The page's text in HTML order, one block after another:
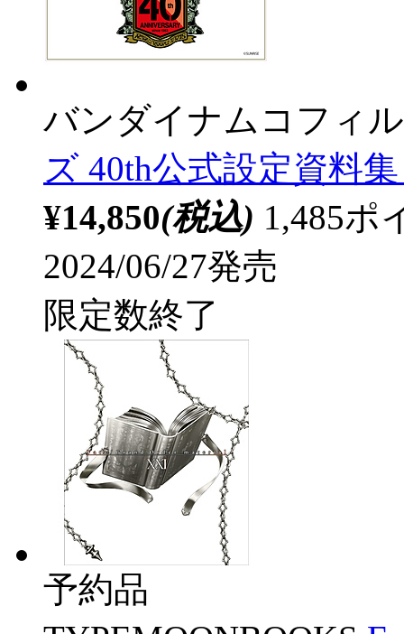
バンダイナムコフィ
ズ 40th公式設定資料集
¥14,850(税込) 1,485ポ
2024/06/27発売
限定数終了
予約品